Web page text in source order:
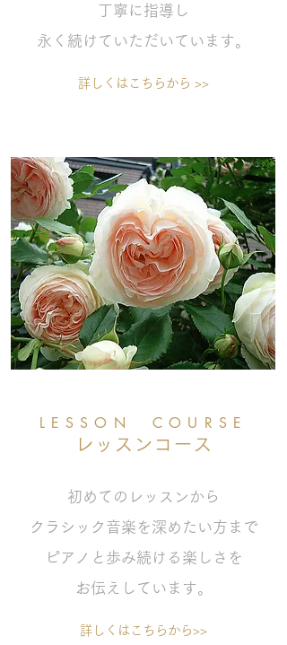
丁寧に指導し
永く続けていただいていま す。
詳しくはこちらから >>
LESSON COURSE
​レッスンコース
初めてのレッスンから
​クラシック音楽を深めたい方まで
ピアノと歩み続ける楽しさを
お伝えしています。
詳しくはこちらから>>